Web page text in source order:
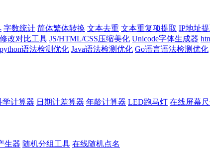
字数统计 简体繁体转换 文本去重 文本重复项提取 IP地址
改对比工具 JS/HTML/CSS压缩美化 Unicode字体生成器
python语法检测优化 Java语法检测优化 Go语言语法检测优化
学计算器 日期计差算器 年龄计算器 LED跑马灯 在线屏幕
生器 随机分组工具 在线随机点名